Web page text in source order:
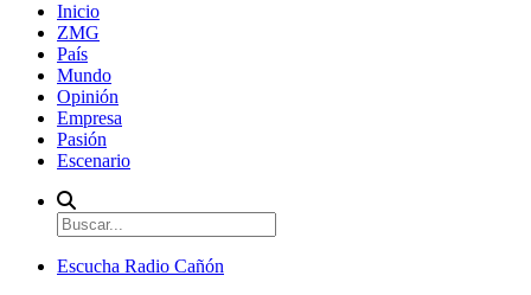
Inicio
ZMG
País
Mundo
Opinión
Empresa
Pasión
Escenario
Escucha Radio Cañón